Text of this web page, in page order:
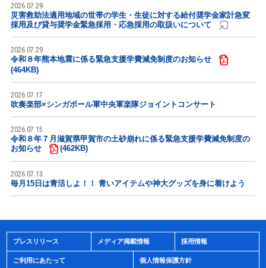
2026.07.29
災害救助法適用地域の世帯の学生・生徒に対する給付奨学金家計急変
採用及び貸与奨学金緊急採用・応急採用の取扱いについて
2026.07.29
令和８年熊本地震に係る緊急支援学費減免制度のお知らせ
(464KB)
2026.07.17
吹奏楽部×シンガポール軍中央軍楽隊ジョイントコンサート
2026.07.15
令和８年７月滋賀県甲賀市の土砂崩れに係る緊急支援学費減免制度の
お知らせ
(462KB)
2026.07.13
毎月15日は青活しよ！！ 青いアイテムや神大グッズを身に着けよう
プレスリリース メディア掲載情報 採用情報
ご利用にあたって 個人情報保護方針